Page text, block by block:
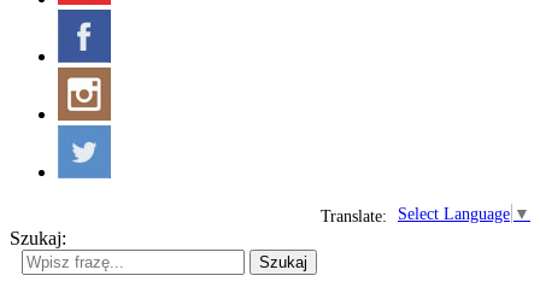
Select Language ▼
Translate:
Szukaj:
Szukaj